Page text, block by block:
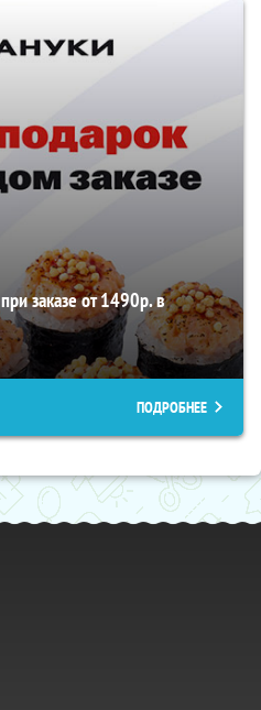
заказе от 1490р. в
ПОДРОБНЕЕ